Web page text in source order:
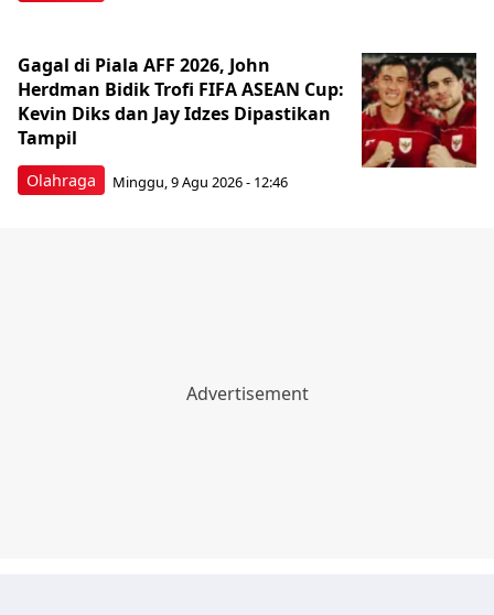
Olahraga
Gagal di Piala AFF 2026, John
Herdman Bidik Trofi FIFA ASEAN Cup:
Kevin Diks dan Jay Idzes Dipastikan
Tampil
Minggu, 9 Agu 2026 - 12:46